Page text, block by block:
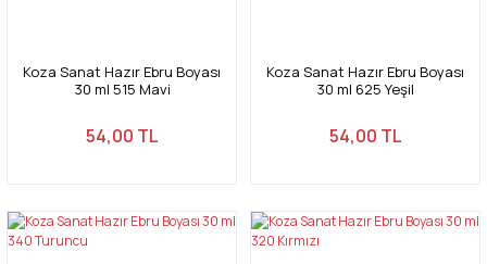
Koza Sanat Hazır Ebru Boyası
30 ml 515 Mavi
54,00 TL
Koza Sanat Hazır Ebru Boyası
30 ml 625 Yeşil
54,00 TL